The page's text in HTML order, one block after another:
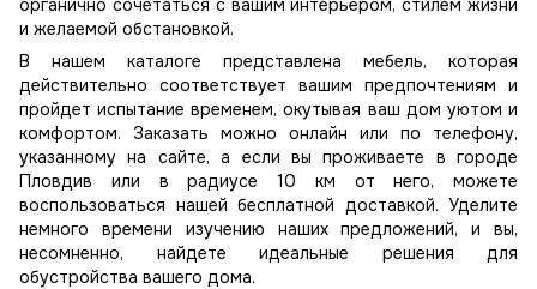
и желаемой обстановкой.
В нашем каталоге представлена мебель, которая
действительно соответствует вашим предпочтениям и
пройдет испытание временем, окутывая ваш дом уютом и
комфортом. Заказать можно онлайн или по телефону,
указанному на сайте, а если вы проживаете в городе
Пловдив или в радиусе 10 км от него, можете
воспользоваться нашей бесплатной доставкой. Уделите
немного времени изучению наших предложений, и вы,
несомненно, найдете идеальные решения для
обустройства вашего дома.